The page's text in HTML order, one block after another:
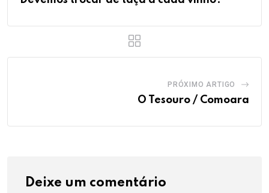
PRÓXIMO ARTIGO
O Tesouro / Comoara
Deixe um comentário